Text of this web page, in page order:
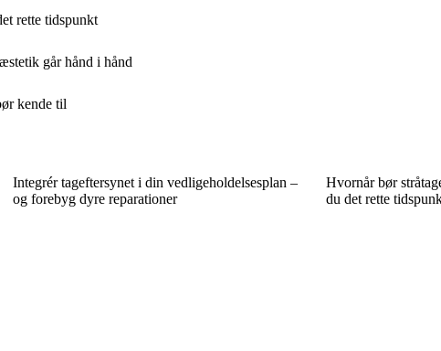
rette tidspunkt
går hånd i hånd
kende til
Integrér tageftersynet i din vedligeholdelsesplan –
og forebyg dyre reparationer
Hvornår bør
du det rette